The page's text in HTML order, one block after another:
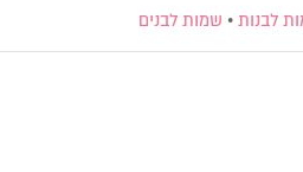
לבנות • שמות לבנים